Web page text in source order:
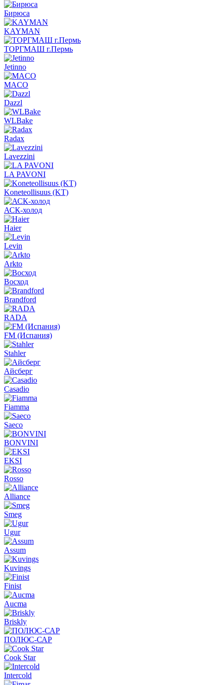
Бирюса
KAYMAN
ТОРГМАШ г.Пермь
Jetinno
MACO
Dazzl
WLBake
Radax
Lavezzini
LA PAVONI
Koneteollisuus (KT)
АСК-холод
Haier
Levin
Arkto
Восход
Brandford
RADA
FM (Испания)
Stahler
Айсберг
Casadio
Fiamma
Saeco
BONVINI
EKSI
Rosso
Alliance
Smeg
Ugur
Assum
Kuvings
Finist
Aucma
Briskly
ПОЛЮС-САР
Cook Star
Intercold